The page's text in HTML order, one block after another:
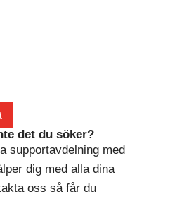
det du söker?
supportavdelning med
dig med alla dina
oss så får du